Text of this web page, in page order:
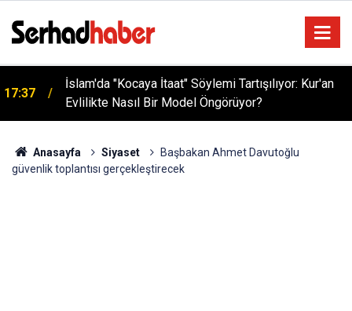
17:37
İslam'da "Kocaya İtaat" Söylemi Tartışılıyor: Kur'an
Evlilikte Nasıl Bir Model Öngörüyor?
Prof. Dr. Orhan Çeker’den "Kur’aniyyûn" Akımına
Nebevî Uyarı: "Sünnetsiz Yorumlar Geçersizdir"
Anasayfa Siyaset
Başbakan Ahmet Davutoğlu
güvenlik toplantısı gerçekleştirecek